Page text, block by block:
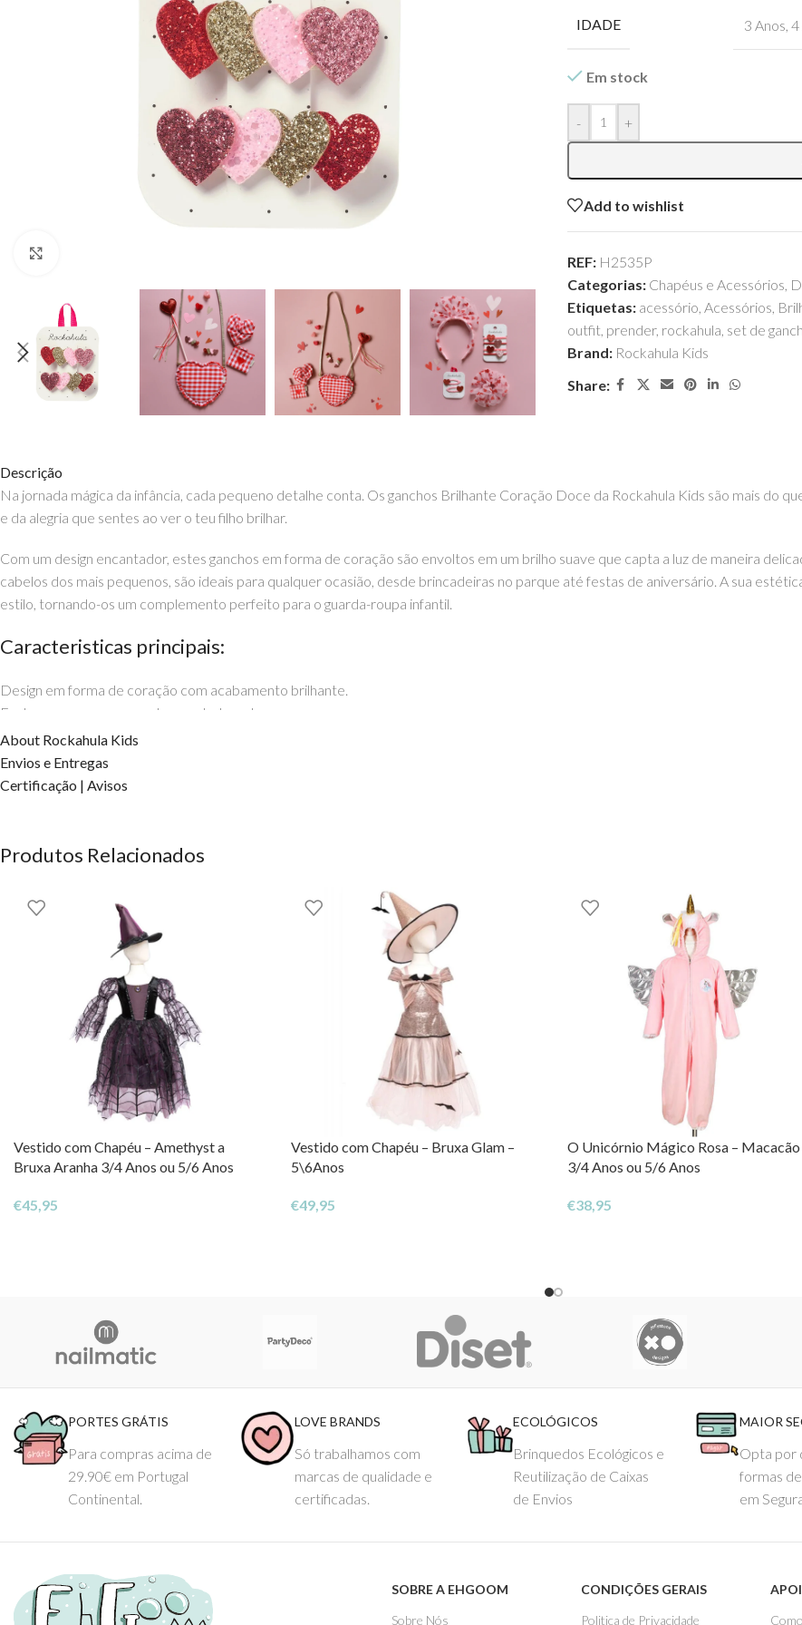
IDADE 3 Anos 4
Em stock
- +
Add to wishlist
REF: H2535P
Categorias: Chapéus e Acessórios,
Etiquetas: acessório, Acessórios,
outfit, prender, rockahula, set de
Brand: Rockahula Kids
Share:
Descrição
Na jornada mágica da infância, cada pequeno detalhe conta. Os ganchos Brilhante Coração Doce da Rockahula Kids são mais do
e da alegria que sentes ao ver o teu filho brilhar.
Com um design encantador, estes ganchos em forma de coração são envoltos em um brilho suave que capta a luz de maneira
cabelos dos mais pequenos, são ideais para qualquer ocasião, desde brincadeiras no parque até festas de aniversário. A sua
estilo, tornando-os um complemento perfeito para o guarda-roupa infantil.
Caracteristicas principais:
Design em forma de coração com acabamento brilhante.
Fechos seguros para manter o cabelo no lugar.
Leves e confortáveis para uso diário.
Perfeitos para todas as idades.
Deixa que o brilho e a doçura destes ganchos façam parte das memórias que crias com o teu filho.
About Rockahula Kids
Envios e Entregas
Certificação | Avisos
Produtos Relacionados
Vestido com Chapéu – Amethyst a
Bruxa Aranha 3/4 Anos ou 5/6 Anos
€45,95
Vestido com Chapéu – Bruxa Glam –
5\6Anos
€49,95
O Unicórnio Mágico Rosa – Macacão
3/4 Anos ou 5/6 Anos
€38,95
PORTES GRÁTIS
Para compras acima de
29.90€ em Portugal
Continental.
LOVE BRANDS
Só trabalhamos com
marcas de qualidade e
certificadas.
ECOLÓGICOS
Brinquedos Ecológicos e
Reutilização de Caixas
de Envios
MAIOR
Opta por
formas
em
SOBRE A EHGOOM
Sobre Nós
CONDIÇÕES GERAIS
Politica de Privacidade